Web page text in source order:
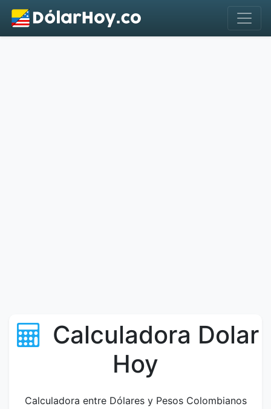
Calculadora Dolar
Hoy
Calculadora entre Dólares y Pesos Colombianos